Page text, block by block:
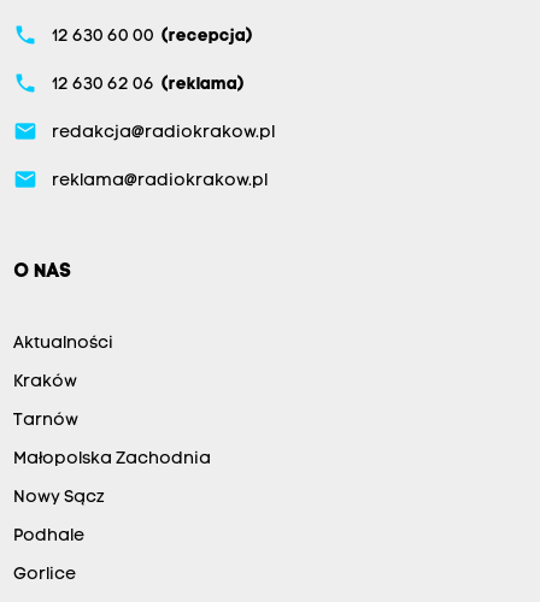
phone 12 630 60 00 (recepcja)
phone 12 630 62 06 (reklama)
email redakcja@radiokrakow.pl
email reklama@radiokrakow.pl
O NAS
Aktualności
Kraków
Tarnów
Małopolska Zachodnia
Nowy Sącz
Podhale
Gorlice